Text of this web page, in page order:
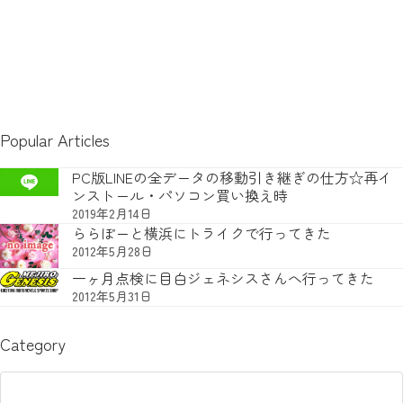
Popular Articles
PC版LINEの全データの移動引き継ぎの仕方☆再イ
ンストール・パソコン買い換え時
2019年2月14日
ららぽーと横浜にトライクで行ってきた
2012年5月28日
一ヶ月点検に目白ジェネシスさんへ行ってきた
2012年5月31日
Category